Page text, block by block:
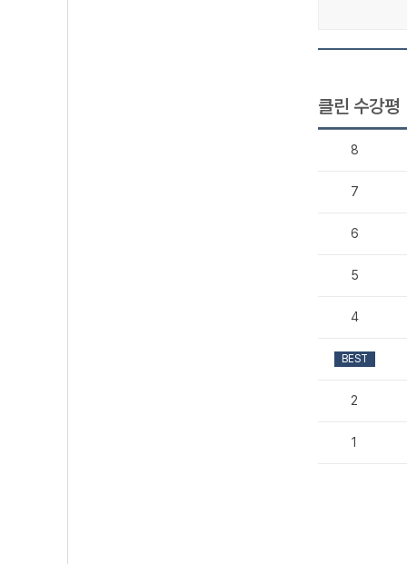
클린 수강평
8
7
6
5
4
BEST
2
1